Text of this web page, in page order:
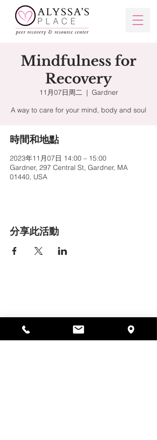
Mindfulness for
Recovery
11月07日周二
  |
Gardner
A way to care for your mind, body and soul
時間和地點
2023年11月07日 14:00 – 15:00
Gardner, 297 Central St, Gardner, MA
01440, USA
分享此活動
01440
978-364-0920